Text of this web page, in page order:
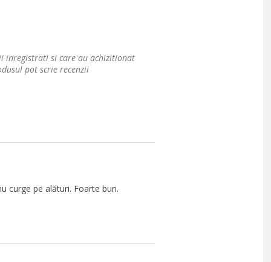
inregistrati si care au achizitionat
pot scrie recenzii
curge pe alături. Foarte bun.